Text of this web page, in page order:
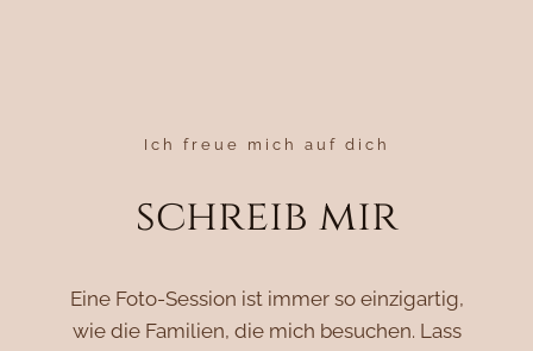
Ich freue mich auf dich
schreib mir
Eine Foto-Session ist immer so einzigartig,
wie die Familien, die mich besuchen. Lass